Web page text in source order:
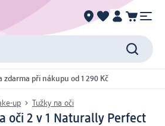
zdarma při nákupu od 1 290 Kč
up Tužky na oči
oči 2 v 1 Naturally Perfect